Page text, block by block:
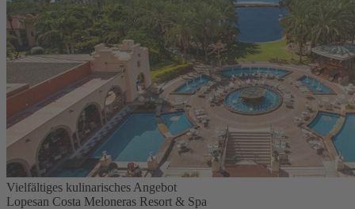
Vielfältiges kulinarisches Angebot
Lopesan Costa Meloneras Resort & Spa